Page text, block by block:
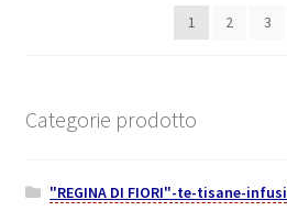
1 2 3
Categorie prodotto
"REGINA DI FIORI"-te-tisane-infusi